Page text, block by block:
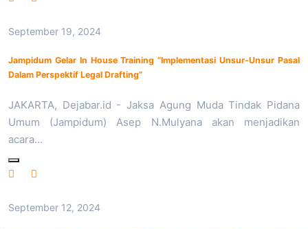
September 19, 2024
Jampidum Gelar In House Training “Implementasi Unsur-Unsur Pasal
Dalam Perspektif Legal Drafting”
JAKARTA, Dejabar.id - Jaksa Agung Muda Tindak Pidana
Umum (Jampidum) Asep N.Mulyana akan menjadikan
acara…
September 12, 2024